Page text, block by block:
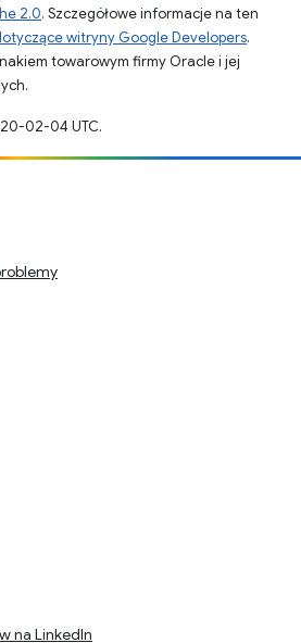
2.0. Szczegółowe informacje na ten
witryny Google Developers.
towarowym firmy Oracle i jej
02-04 UTC.
na LinkedIn